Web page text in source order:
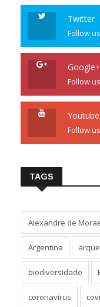
Twitter
Follow
Google+
Follow
Youtube
Follow
TAGS
Alexandre de
Argentina
biodiversidade
coronavírus